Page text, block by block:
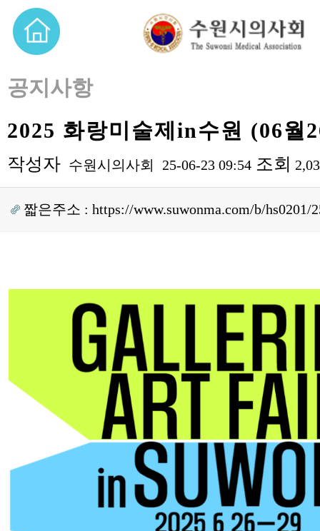
공지사항
2025 화랑미술제in수원 (06월
작성자 수원시의사회 25-06-23 09:54 조회
짧은주소 : https://www.suwonma.com/b/hs0201/